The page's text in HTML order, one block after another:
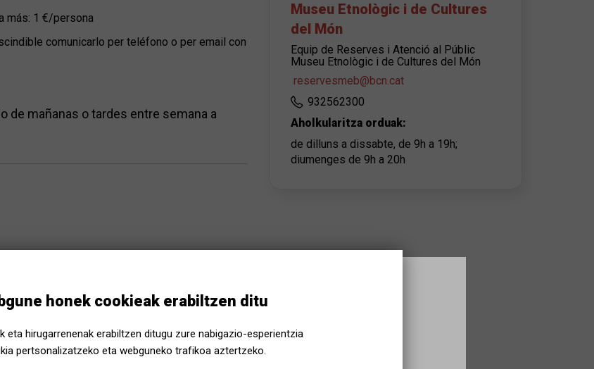
más: 1 €/persona
comunicarlo per teléfono o per email con
de mañanas o tardes entre semana a
Museu Etnològic i de Cultures
del Món
Equip de Reserves i Atenció al Públic
Museu Etnològic i de Cultures del Món
reservesmeb@bcn.cat
932562300
Aholkularitza orduak:
de dilluns a dissabte, de 9h a 19h;
diumenges de 9h a 20h
honek cookieak erabiltzen ditu
eta hirugarrenenak erabiltzen ditugu zure nabigazio-esperientzia
pertsonalizatzeko eta webguneko trafikoa aztertzeko.